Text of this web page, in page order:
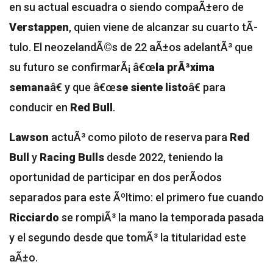
en su actual escuadra o siendo compaÃ±ero de
Verstappen, quien viene de alcanzar su cuarto tÃ­
tulo. El neozelandÃ©s de 22 aÃ±os adelantÃ³ que
su futuro se confirmarÃ¡ â€œ la prÃ³xima
semanaâ€ y que â€œse siente listoâ€ para
conducir en Red Bull .
Lawson actuÃ³ como piloto de reserva para Red
Bull
y Racing Bulls desde 2022, teniendo la
oportunidad de participar en dos perÃ­odos
separados para este Ãºltimo: el primero fue cuando
Ricciardo se rompiÃ³ la mano la temporada pasada
y el segundo desde que tomÃ³ la titularidad este
aÃ±o.